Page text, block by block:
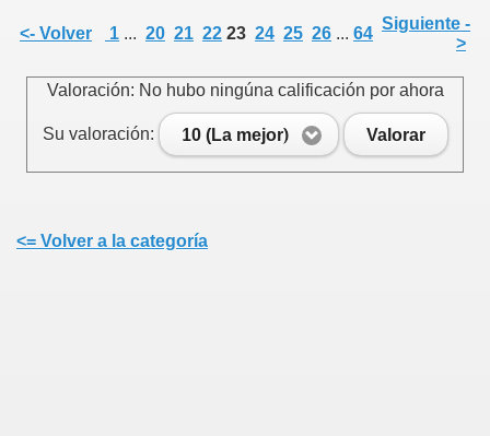
<- Volver 1 ... 20 21 22 23 24 25 26 ... 64
Siguiente -
>
Valoración: No hubo ningúna calificación por ahora
Su valoración: 10 (La mejor) Valorar
<= Volver a la categoría